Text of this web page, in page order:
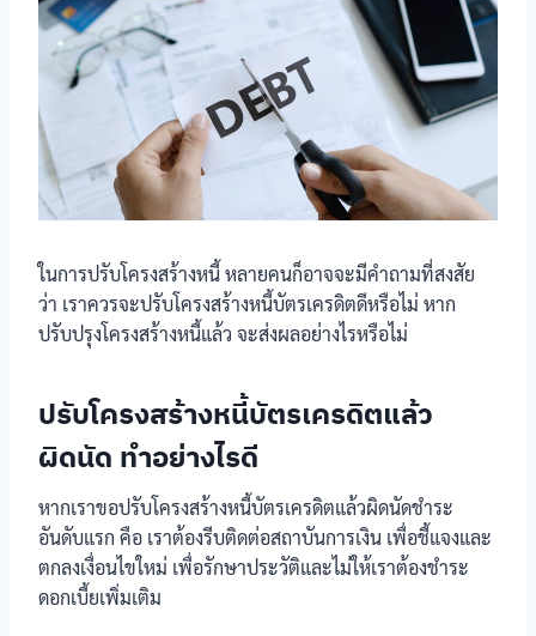
ในการปรับโครงสร้างหนี้ หลายคนก็อาจจะมีคำถามที่สงสัย
ว่า เราควรจะปรับโครงสร้างหนี้บัตรเครดิตดีหรือไม่ หาก
ปรับปรุงโครงสร้างหนี้แล้ว จะส่งผลอย่างไรหรือไม่
ปรับโครงสร้างหนี้บัตรเครดิตแล้ว
ผิดนัด ทำอย่างไรดี
หากเราขอปรับโครงสร้างหนี้บัตรเครดิตแล้วผิดนัดชำระ
อันดับแรก คือ เราต้องรีบติดต่อสถาบันการเงิน เพื่อชี้แจงและ
ตกลงเงื่อนไขใหม่ เพื่อรักษาประวัติและไม่ให้เราต้องชำระ
ดอกเบี้ยเพิ่มเติม